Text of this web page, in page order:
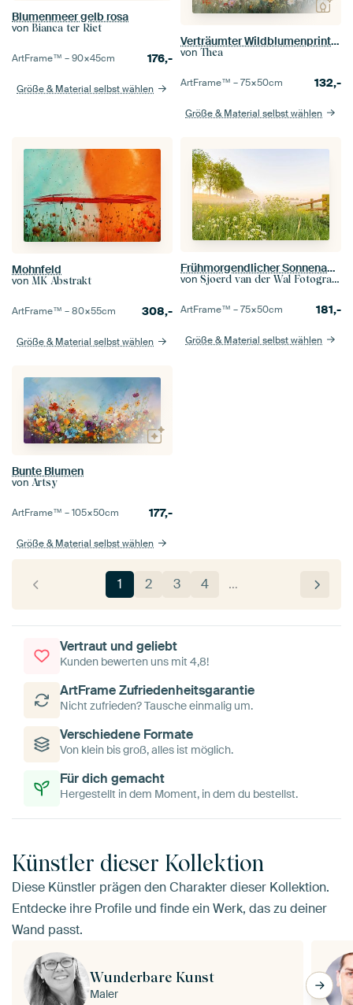
Blumenmeer gelb rosa
von Bianca ter Riet
ArtFrame™ –90×45cm 176,-
Größe & Material selbst wählen
Verträumter Wildblumenprint mit sanftem Nebel
von Thea
ArtFrame™ –75×50cm 132,-
Größe & Material selbst wählen
Mohnfeld
von MK Abstrakt
ArtFrame™ –80×55cm 308,-
Größe & Material selbst wählen
Frühmorgendlicher Sonnenaufgang an einem schönen Frühlingstag über dem Zwartendijk,
von Sjoerd van der Wal Fotografie
ArtFrame™ –75×50cm 181,-
Größe & Material selbst wählen
Bunte Blumen
von Artsy
ArtFrame™ –105×50cm 177,-
Größe & Material selbst wählen
1 2 3 4 …
Vertraut und geliebt
Kunden bewerten uns mit 4,8!
ArtFrame Zufriedenheitsgarantie
Nicht zufrieden? Tausche einmalig um.
Verschiedene Formate
Von klein bis groß, alles ist möglich.
Für dich gemacht
Hergestellt in dem Moment, in dem du bestellst.
Künstler dieser Kollektion
Diese Künstler prägen den Charakter dieser Kollektion.
Entdecke ihre Profile und finde ein Werk, das zu deiner
Wand passt.
Wunderbare Kunst
Maler